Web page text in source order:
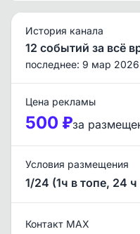
История канала
12 событий за всё
последнее: 9 мар 2026
Цена рекламы
500 ₽за
Условия размещения
1/24 (1ч в топе, 24 ч
Контакт MAX